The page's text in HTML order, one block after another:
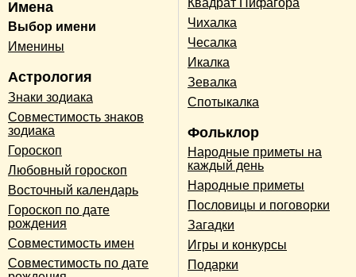
Имена
Выбор имени
Именины
Астрология
Знаки зодиака
Совместимость знаков
зодиака
Гороскоп
Любовный гороскоп
Восточный календарь
Гороскоп по дате
рождения
Совместимость имен
Совместимость по дате
Чихалка
Чесалка
Икалка
Зевалка
Спотыкалка
Фольклор
Народные приметы на
каждый день
Народные приметы
Пословицы и поговорки
Загадки
Игры и конкурсы
Подарки